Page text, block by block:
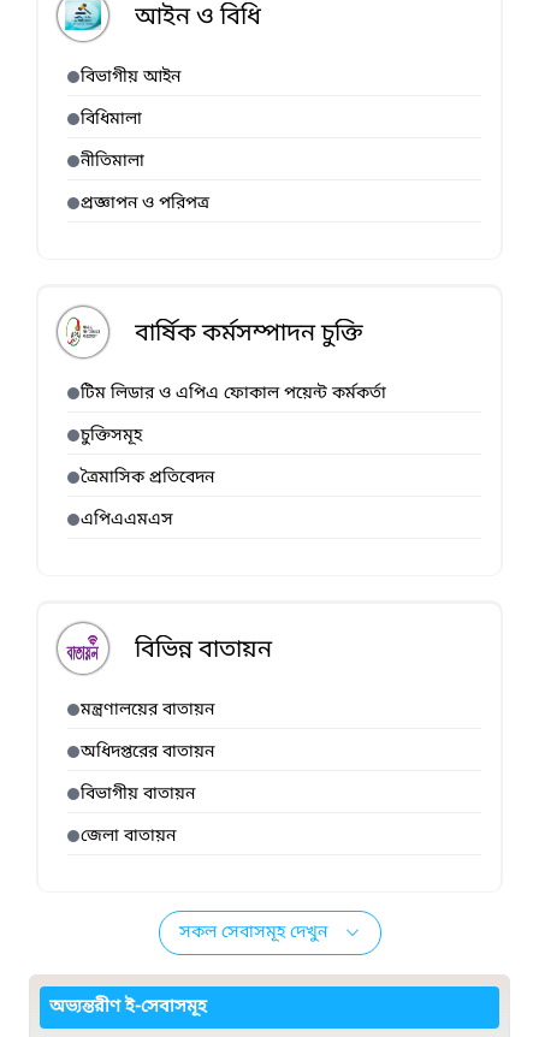
আইন ও বিধি
বিভাগীয় আইন
বিধিমালা
নীতিমালা
প্রজ্ঞাপন ও পরিপত্র
বার্ষিক কর্মসম্পাদন চুক্তি
টিম লিডার ও এপিএ ফোকাল পয়েন্ট কর্মকর্তা
চুক্তিসমূহ
ত্রৈমাসিক প্রতিবেদন
এপিএএমএস
বিভিন্ন বাতায়ন
মন্ত্রণালয়ের বাতায়ন
অধিদপ্তরের বাতায়ন
বিভাগীয় বাতায়ন
জেলা বাতায়ন
সকল সেবাসমূহ দেখুন
অভ্যন্তরীণ ই-সেবাসমূহ